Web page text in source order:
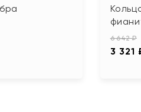
6 642 ₽
3 321